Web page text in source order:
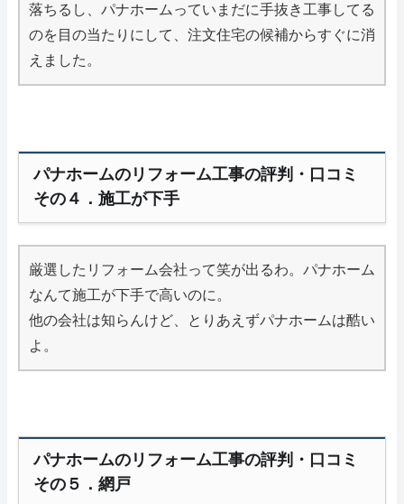
落ちるし、パナホームっていまだに手抜き工事してる
のを目の当たりにして、注文住宅の候補からすぐに消
えました。
パナホームのリフォーム工事の評判・口コミ
その４．施工が下手
厳選したリフォーム会社って笑が出るわ。パナホーム
なんて施工が下手で高いのに。
他の会社は知らんけど、とりあえずパナホームは酷い
よ。
パナホームのリフォーム工事の評判・口コミ
その５．網戸